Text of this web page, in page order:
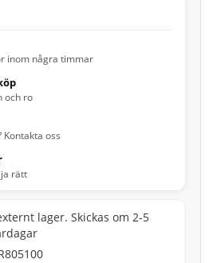
inom några timmar
och ro
oss
rätt
lager. Skickas om 2-5